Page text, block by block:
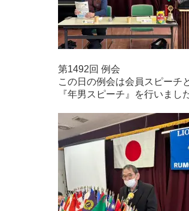
第1492回 例会
この日の例会は会員スピーチ
『年男スピーチ』を行いまし